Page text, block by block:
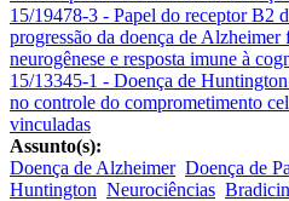
15/19478-3 - Papel do receptor B2
progressão da doença de
neurogênese e resposta imune à
15/13345-1 - Doença de
no controle do comprometimento
vinculadas
Assunto(s):
Doença de Alzheimer Doença de
Huntington Neurociências